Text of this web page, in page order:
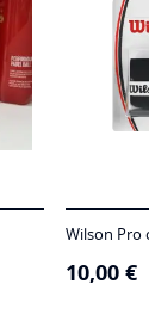
Wilson Pro
10,00 €